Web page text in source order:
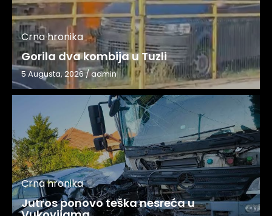
Crna hronika
Gorila dva kombija u Tuzli
5 Augusta, 2026/admin
Crna hronika
Jutros ponovo teška nesreća u